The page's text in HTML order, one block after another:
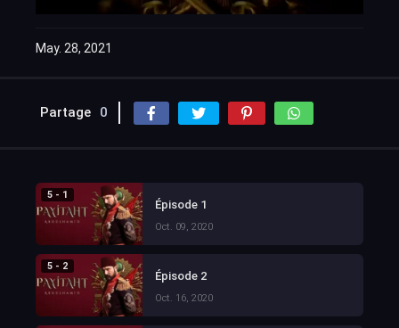
May. 28, 2021
Partage 0
5 - 1
Épisode 1
Oct. 09, 2020
5 - 2
Épisode 2
Oct. 16, 2020